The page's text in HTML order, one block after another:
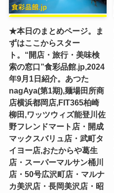
★本日のまとめページ。ま
ずはここからスター
ト。“開店・旅行・美味検
索の窓口”食彩品館.jp,2024
年9月1日紹介。あつた
nagAya(第1期),麺場田所商
店横浜都岡店,FIT365柏崎
柳田,ワッツウィズ能登川佐
野フレンドマート店・開成
マックスバリュ店・武町タ
イヨー店,おたからや葛生
店・スーパーマルサン桶川
店・50号広沢町店・マルナ
カ美沢店・長岡美沢店・昭